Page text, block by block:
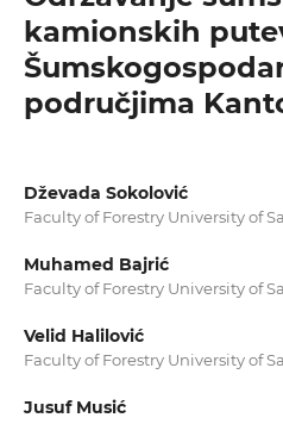
kamionskih
područjima
Dževada Sokolović
Faculty of Forestry University of
Muhamed Bajrić
Faculty of Forestry University of
Velid Halilović
Faculty of Forestry University of
Jusuf Musić